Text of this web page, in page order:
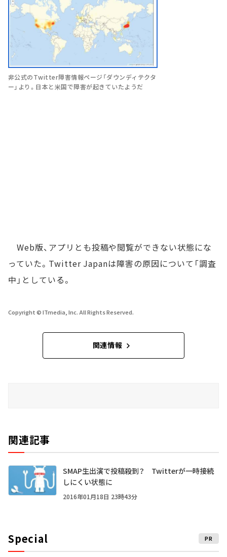
非公式のTwitter障害情報ページ「ダウンディテクタ
ー」より。日本と米国で障害が起きていたようだ
Web版、アプリとも投稿や閲覧ができない状態にな
っていた。Twitter Japanは障害の原因について「調査
中」としている。
Copyright © ITmedia, Inc. All Rights Reserved.
関連情報
関連記事
SMAP生出演で投稿殺到？ Twitterが一時接続
しにくい状態に
2016年01月18日 23時43分
Special PR